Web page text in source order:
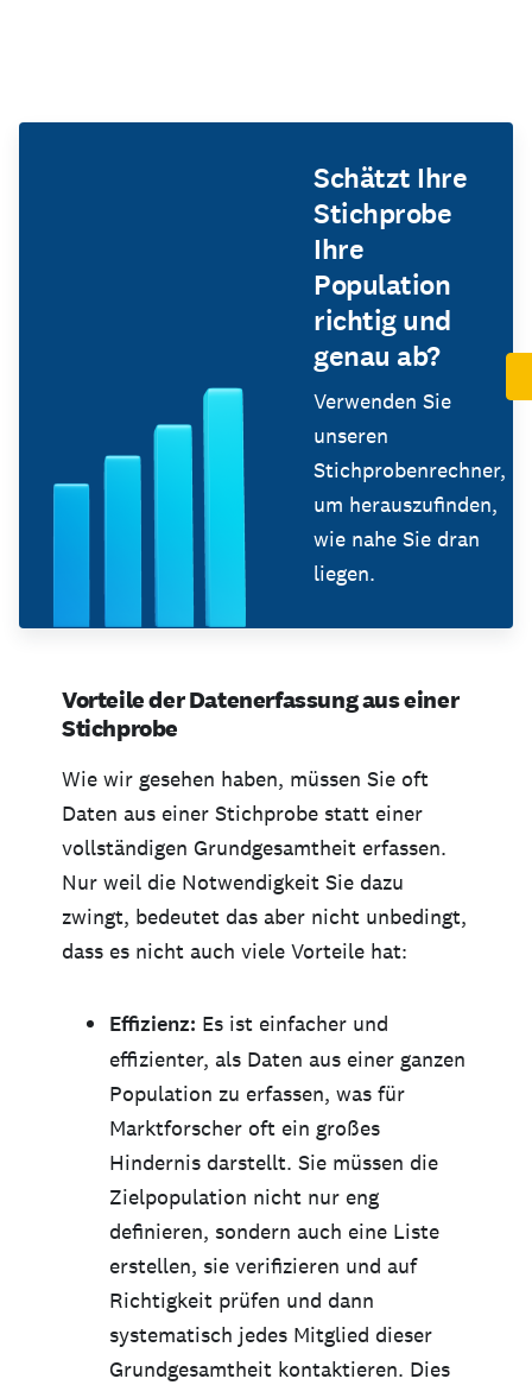
Schätzt Ihre
Stichprobe
Ihre
Population
richtig und
genau ab?
Verwenden Sie
unseren
Stichprobenrechner,
um herauszufinden,
wie nahe Sie dran
liegen.
Vorteile der Datenerfassung aus einer
Stichprobe
Wie wir gesehen haben, müssen Sie oft
Daten aus einer Stichprobe statt einer
vollständigen Grundgesamtheit erfassen.
Nur weil die Notwendigkeit Sie dazu
zwingt, bedeutet das aber nicht unbedingt,
dass es nicht auch viele Vorteile hat:
Effizienz: Es ist einfacher und
effizienter, als Daten aus einer ganzen
Population zu erfassen, was für
Marktforscher oft ein großes
Hindernis darstellt. Sie müssen die
Zielpopulation nicht nur eng
definieren, sondern auch eine Liste
erstellen, sie verifizieren und auf
Richtigkeit prüfen und dann
systematisch jedes Mitglied dieser
Grundgesamtheit kontaktieren. Dies